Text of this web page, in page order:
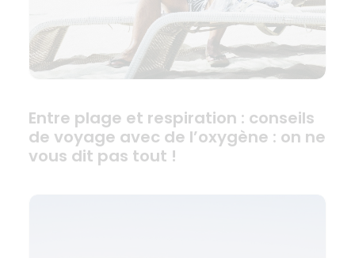
Entre plage et respiration : conseils
de voyage avec de l’oxygène : on ne
vous dit pas tout !